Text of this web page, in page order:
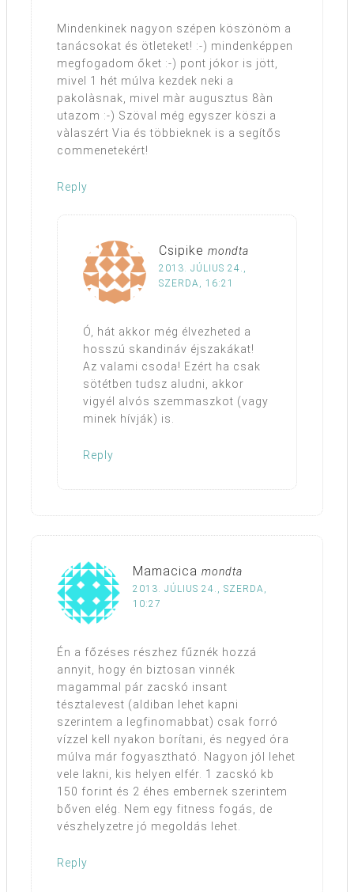
Mindenkinek nagyon szépen köszönöm a
tanácsokat és ötleteket! :-) mindenképpen
megfogadom őket :-) pont jókor is jött,
mivel 1 hét múlva kezdek neki a
pakolàsnak, mivel màr augusztus 8àn
utazom :-) Szöval még egyszer köszi a
vàlaszért Via és többieknek is a segítős
commenetekért!
Reply
Csipike mondta
2013. JÚLIUS 24.,
SZERDA, 16:21
Ó, hát akkor még élvezheted a
hosszú skandináv éjszakákat!
Az valami csoda! Ezért ha csak
sötétben tudsz aludni, akkor
vigyél alvós szemmaszkot (vagy
minek hívják) is.
Reply
Mamacica mondta
2013. JÚLIUS 24., SZERDA,
10:27
Én a főzéses részhez fűznék hozzá
annyit, hogy én biztosan vinnék
magammal pár zacskó insant
tésztalevest (aldiban lehet kapni
szerintem a legfinomabbat) csak forró
vízzel kell nyakon borítani, és negyed óra
múlva már fogyasztható. Nagyon jól lehet
vele lakni, kis helyen elfér. 1 zacskó kb
150 forint és 2 éhes embernek szerintem
bőven elég. Nem egy fitness fogás, de
vészhelyzetre jó megoldás lehet.
Reply